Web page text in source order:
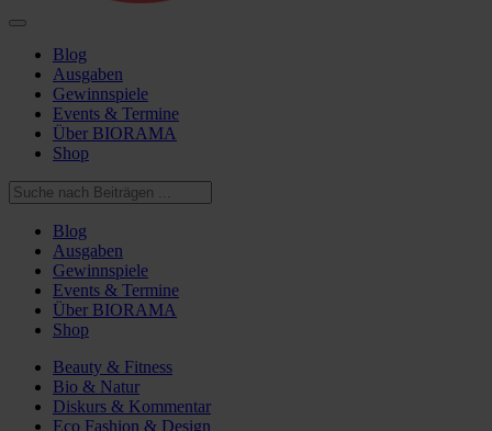
Blog
Ausgaben
Gewinnspiele
Events & Termine
Über BIORAMA
Shop
Blog
Ausgaben
Gewinnspiele
Events & Termine
Über BIORAMA
Shop
Beauty & Fitness
Bio & Natur
Diskurs & Kommentar
Eco Fashion & Design